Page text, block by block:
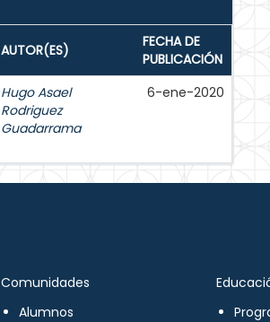
AUTOR(ES)
FECHA DE
PUBLICACIÓN
Hugo Asael
Rodriguez
Guadarrama
6-ene-2020
Comunidades
Alumnos